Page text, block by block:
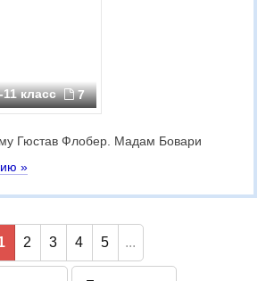
11 класс 7
Гюстав Флобер. Мадам Бовари
»
2 3 4 5 ...